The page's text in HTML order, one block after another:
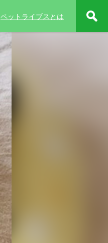
ペットライブスとは